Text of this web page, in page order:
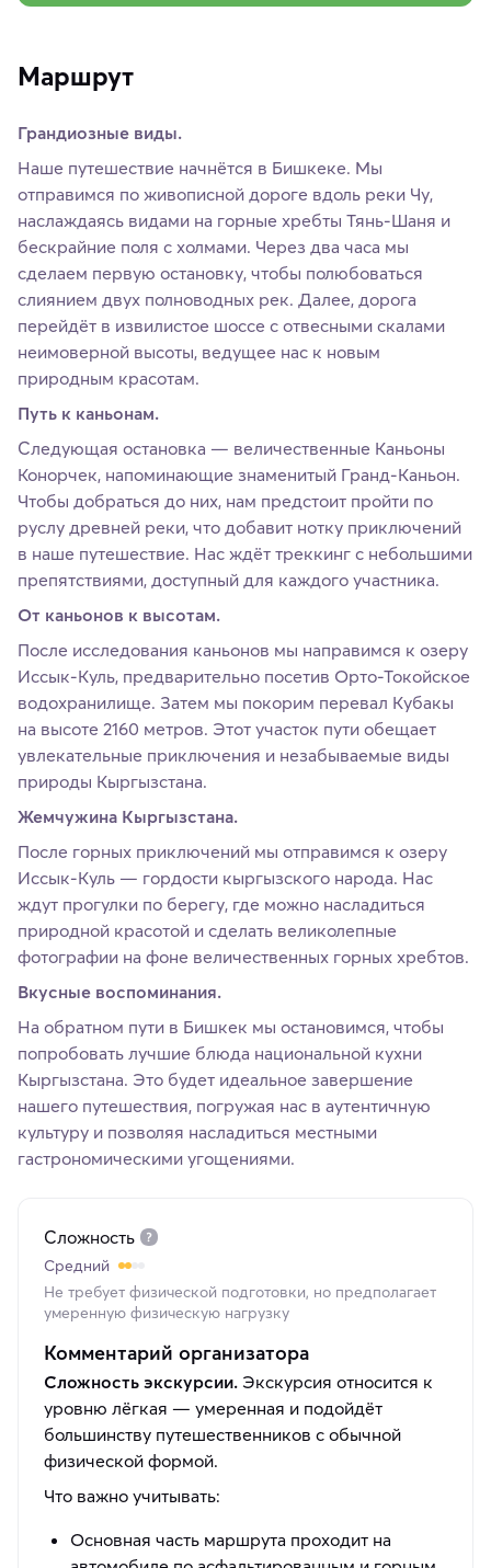
Маршрут
Грандиозные виды.
Наше путешествие начнётся в Бишкеке. Мы
отправимся по живописной дороге вдоль реки Чу,
наслаждаясь видами на горные хребты Тянь-Шаня и
бескрайние поля с холмами. Через два часа мы
сделаем первую остановку, чтобы полюбоваться
слиянием двух полноводных рек. Далее, дорога
перейдёт в извилистое шоссе с отвесными скалами
неимоверной высоты, ведущее нас к новым
природным красотам.
Путь к каньонам.
Следующая остановка — величественные Каньоны
Конорчек, напоминающие знаменитый Гранд-Каньон.
Чтобы добраться до них, нам предстоит пройти по
руслу древней реки, что добавит нотку приключений
в наше путешествие. Нас ждёт треккинг с небольшими
препятствиями, доступный для каждого участника.
От каньонов к высотам.
После исследования каньонов мы направимся к озеру
Иссык-Куль, предварительно посетив Орто-Токойское
водохранилище. Затем мы покорим перевал Кубакы
на высоте 2160 метров. Этот участок пути обещает
увлекательные приключения и незабываемые виды
природы Кыргызстана.
Жемчужина Кыргызстана.
После горных приключений мы отправимся к озеру
Иссык-Куль — гордости кыргызского народа. Нас
ждут прогулки по берегу, где можно насладиться
природной красотой и сделать великолепные
фотографии на фоне величественных горных хребтов.
Вкусные воспоминания.
На обратном пути в Бишкек мы остановимся, чтобы
попробовать лучшие блюда национальной кухни
Кыргызстана. Это будет идеальное завершение
нашего путешествия, погружая нас в аутентичную
культуру и позволяя насладиться местными
гастрономическими угощениями.
Сложность
Средний
Не требует физической подготовки, но предполагает
умеренную физическую нагрузку
Комментарий организатора
Сложность экскурсии. Экскурсия относится к
уровню лёгкая — умеренная и подойдёт
большинству путешественников с обычной
физической формой.
Что важно учитывать:
Основная часть маршрута проходит на